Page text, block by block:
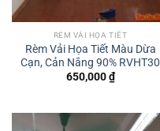
RÈM VẢI HỌA TIẾT
Rèm Vải Họa Tiết Màu Dừa
Cạn, Cản Nắng 90% RVHT30
650,000₫